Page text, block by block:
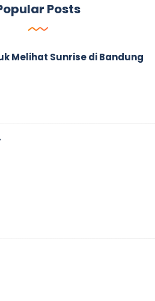
Posts
Melihat Sunrise di Bandung